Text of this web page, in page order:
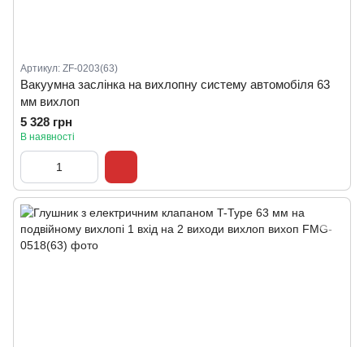
Артикул: ZF-0203(63)
Вакуумна заслінка на вихлопну систему автомобіля 63
мм вихлоп
5 328 грн
В наявності